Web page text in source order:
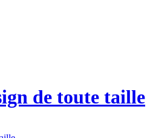
de toute taille